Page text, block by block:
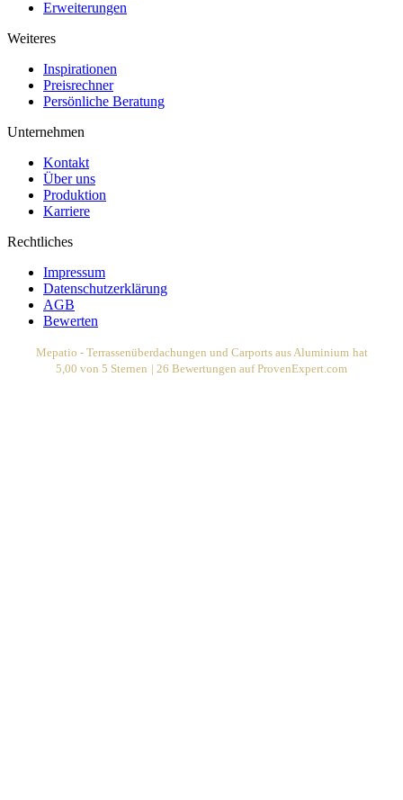
Erweiterungen
Weiteres
Inspirationen
Preisrechner
Persönliche Beratung
Unternehmen
Kontakt
Über uns
Produktion
Karriere
Rechtliches
Impressum
Datenschutzerklärung
AGB
Bewerten
Mepatio - Terrassenüberdachungen und Carports aus Aluminium hat
5,00 von 5 Sternen | 26 Bewertungen auf ProvenExpert.com